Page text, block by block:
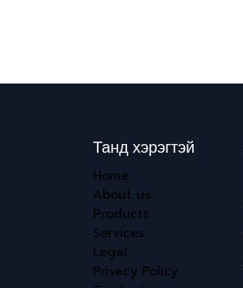
Танд хэрэгтэй
Home
About us
Products
Services
Legal
Privacy Policy